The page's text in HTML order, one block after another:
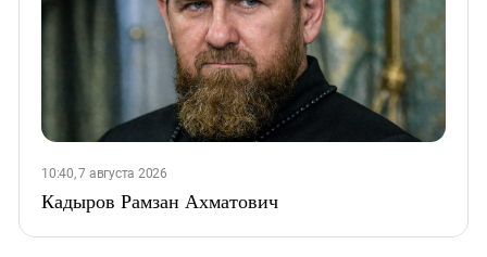
10:40, 7 августа 2026
Кадыров Рамзан Ахматович